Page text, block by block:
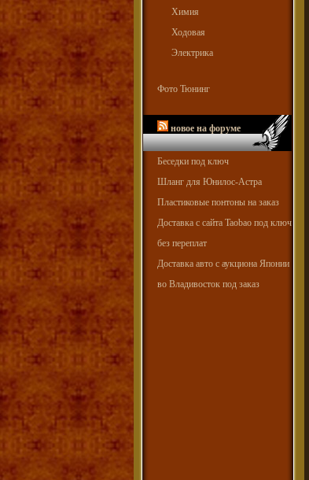
Химия
Ходовая
Электрика
Фото Тюнинг
новое на форуме
Беседки под ключ
Шланг для Юнилос-Астра
Пластиковые понтоны на заказ
Доставка с сайта Taobao под ключ
без переплат
Доставка авто с аукциона Японии
во Владивосток под заказ